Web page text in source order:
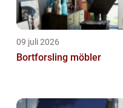
09 juli 2026
Bortforsling möbler